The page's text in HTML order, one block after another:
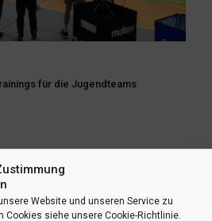
Website und unseren Service zu
Cookies siehe unsere Cookie-Richtlinie.
für die Jugendteams